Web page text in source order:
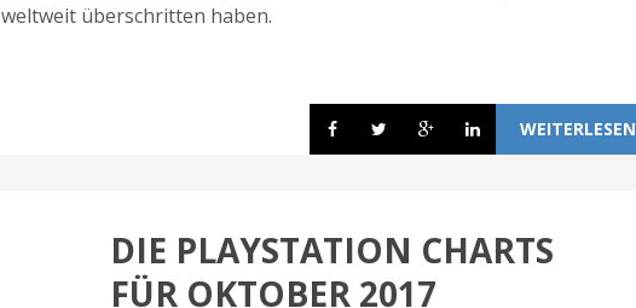
weltweit überschritten haben.
WEITERLESEN
DIE PLAYSTATION CHARTS
FÜR OKTOBER 2017